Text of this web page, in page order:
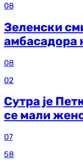
08
Зеленски
амбасадора
08
02
Сутра је
се мали
07
58